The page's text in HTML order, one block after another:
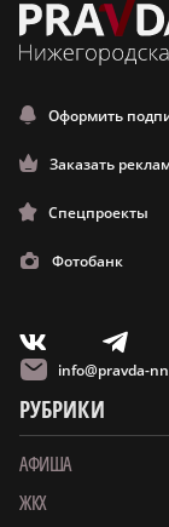
Оформить
Заказать
Спецпроекты
Фотобанк
V T
info@pravda-
РУБРИКИ
АФИША
ЖКХ